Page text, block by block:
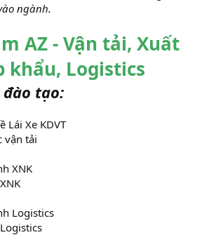
ngành.
AZ - Vận tải, Xuất
khẩu, Logistics
tạo:
Lái Xe KDVT
vận tải
XNK
Logistics